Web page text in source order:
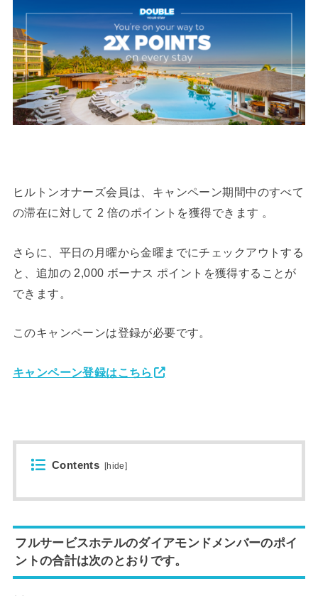
ヒルトンオナーズ会員は、キャンペーン期間中のすべて
の滞在に対して 2 倍のポイントを獲得できます 。
さらに、平日の月曜から金曜までにチェックアウトする
と、追加の 2,000 ボーナス ポイントを獲得することが
できます。
このキャンペーンは登録が必要です。
キャンペーン登録はこちら
Contents [hide]
フルサービスホテルのダイアモンドメンバーのポイ
ントの合計は次のとおりです。